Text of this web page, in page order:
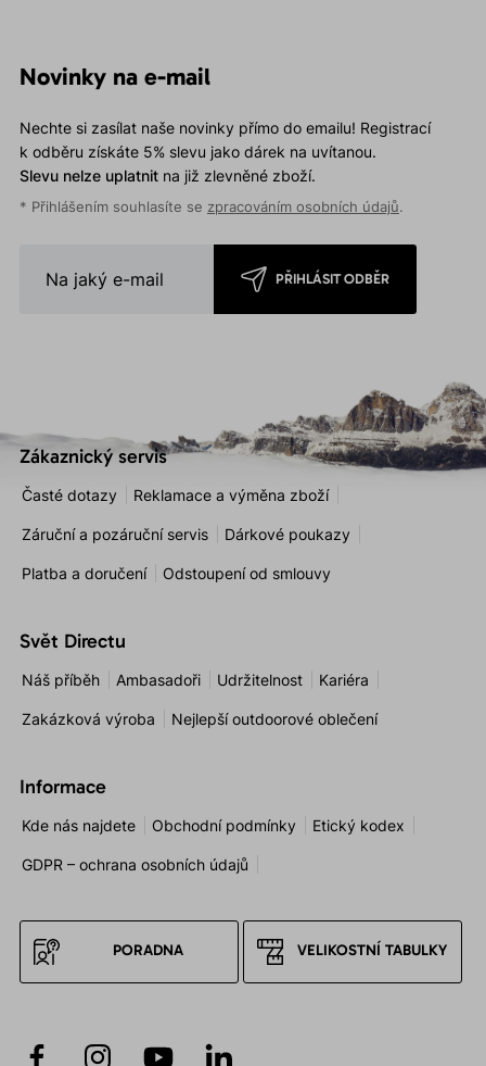
Novinky na e-mail
Nechte si zasílat naše novinky přímo do emailu! Registrací
k odběru získáte 5% slevu jako dárek na uvítanou.
Slevu nelze uplatnitna již zlevněné zboží.
* Přihlášením souhlasíte se zpracováním osobních údajů.
PŘIHLÁSIT ODBĚR
Zákaznický servis
Časté dotazy Reklamace a výměna zboží
Záruční a pozáruční servis Dárkové poukazy
Platba a doručení Odstoupení od smlouvy
Svět Directu
Náš příběh Ambasadoři Udržitelnost Kariéra
Zakázková výroba Nejlepší outdoorové oblečení
Informace
Kde nás najdete Obchodní podmínky Etický kodex
GDPR – ochrana osobních údajů
PORADNA VELIKOSTNÍ TABULKY